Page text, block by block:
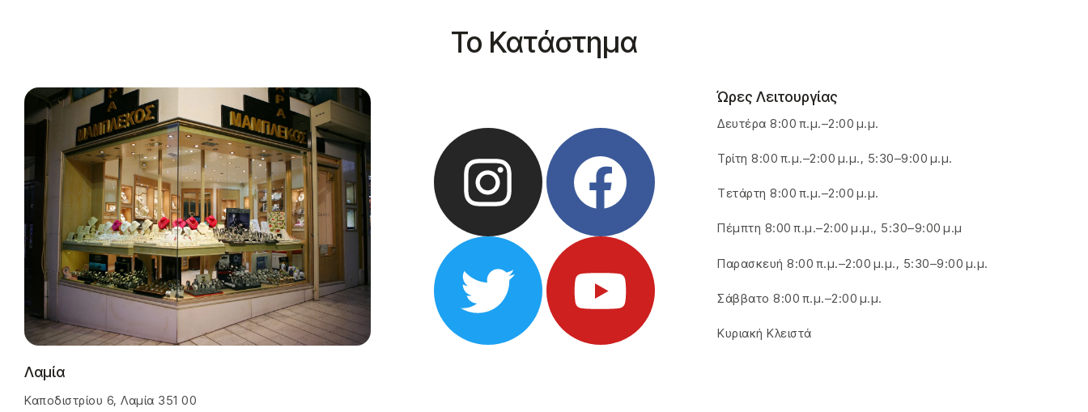
Το Κατάστημα
Λαμία
Καποδιστρίου 6, Λαμία 351 00
Ώρες Λειτουργίας
Δευτέρα 8:00 π.μ.–2:00 μ.μ.
Τρίτη 8:00 π.μ.–2:00 μ.μ., 5:30–9:00 μ.μ.
Τετάρτη 8:00 π.μ.–2:00 μ.μ.
Πέμπτη 8:00 π.μ.–2:00 μ.μ., 5:30–9:00 μ.μ
Παρασκευή 8:00 π.μ.–2:00 μ.μ., 5:30–9:00 μ.μ.
Σάββατο 8:00 π.μ.–2:00 μ.μ.
Κυριακή Κλειστά